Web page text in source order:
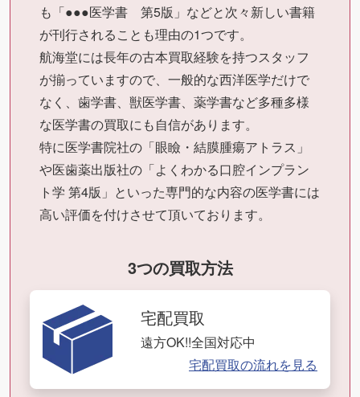
も「●●●医学書 第5版」などと次々新しい書籍
が刊行されることも理由の1つです。
航海堂には長年の古本買取経験を持つスタッフ
が揃っていますので、一般的な西洋医学だけで
なく、歯学書、獣医学書、薬学書など多種多様
な医学書の買取にも自信があります。
特に医学書院社の「眼瞼・結膜腫瘍アトラス」
や医歯薬出版社の「よくわかる口腔インプラン
ト学 第4版」といった専門的な内容の医学書には
高い評価を付けさせて頂いております。
3つの買取方法
宅配買取
遠方OK!!全国対応中
宅配買取の流れを見る